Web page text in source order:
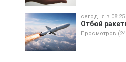
сегодня в 08:25
Отбой
Просмотров